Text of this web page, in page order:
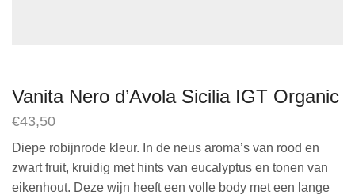
Vanita Nero d’Avola Sicilia IGT Organic
€43,50
Diepe robijnrode kleur. In de neus aroma’s van rood en
zwart fruit, kruidig met hints van eucalyptus en tonen van
eikenhout. Deze wijn heeft een volle body met een lange